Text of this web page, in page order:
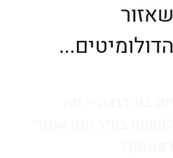
שאזור
הדולומיטים...